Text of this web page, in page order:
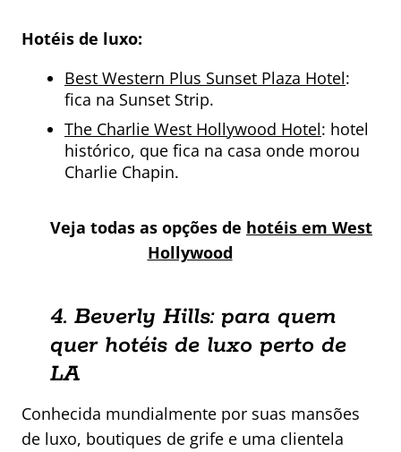
Hotéis de luxo:
Best Western Plus Sunset Plaza Hotel:
fica na Sunset Strip.
The Charlie West Hollywood Hotel: hotel
histórico, que fica na casa onde morou
Charlie Chapin.
Veja todas as opções de hotéis em West
Hollywood
4. Beverly Hills: para quem
quer hotéis de luxo perto de
LA
Conhecida mundialmente por suas mansões
de luxo, boutiques de grife e uma clientela